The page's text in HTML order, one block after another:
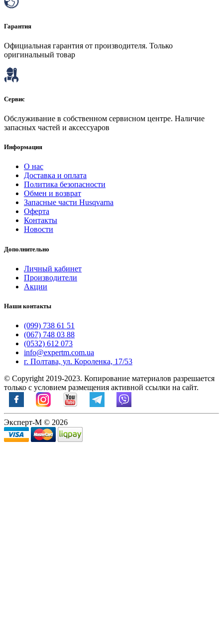
Гарантия
Официальная гарантия от производителя. Только
оригинальный товар
Сервис
Обслуживание в собственном сервисном центре. Наличие
запасных частей и аксессуаров
Информация
О нас
Доставка и оплата
Политика безопасности
Обмен и возврат
Запасные части Husqvarna
Оферта
Контакты
Новости
Дополнительно
Личный кабинет
Производители
Акции
Наши контакты
(099) 738 61 51
(067) 748 03 88
(0532) 612 073
info@expertm.com.ua
г. Полтава, ул. Короленка, 17/53
© Copyright 2019-2023. Копирование материалов разрешается
только с условием размещения активной ссылки на сайт.
Эксперт-М © 2026